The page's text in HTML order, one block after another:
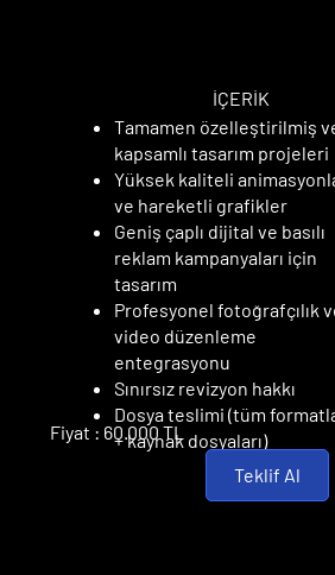
Tamamen özelleştirilmiş
kapsamlı tasarım projeleri
Yüksek kaliteli
ve hareketli grafikler
Geniş çaplı dijital ve basılı
reklam kampanyaları için
tasarım
Profesyonel fotoğrafçılık
video düzenleme
entegrasyonu
Sınırsız revizyon hakkı
Dosya teslimi (tüm
+ kaynak dosyaları)
İÇERİK
Fiyat : 60.000 TL
Teklif Al